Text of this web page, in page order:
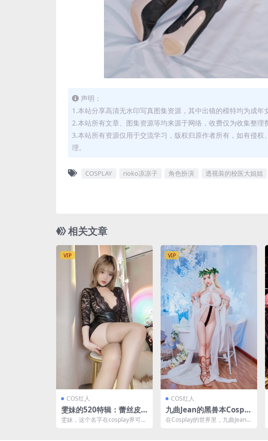
声明：
1.本站分享高清无水印写真图集资源，其中出镜的模特均为成年
2.本站所有文章、图集资源等均来源于网络，收费仅为收集整
3.本站所有资源仅用于交流学习，版权归原作者所有，如有侵
理。
COSPLAY rioko凉凉子 角色扮演 透视装的校医大姐姐
相关文章
VIP
COS红人
雯妹的520特辑：蕾丝皮
裙的华丽变身[30P2V-182
雯妹，这个名字在cosplay界可谓
VIP
COS红人
九曲Jean的黑兽本Cospla
y艺术展示 [67P-519M]
在Cosplay的世界里，九曲Jean